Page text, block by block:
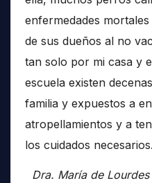
enfermedades
de sus dueños al no
tan solo por mi casa y
escuela existen
familia y expuestos a
atropellamientos y a
los cuidados necesarios.
Dra. María de